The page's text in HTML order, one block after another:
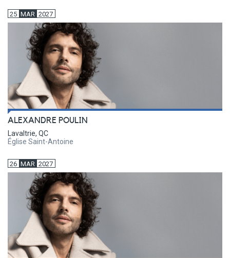
25 MAR 2027
ALEXANDRE POULIN
Lavaltrie, QC
Église Saint-Antoine
26 MAR 2027